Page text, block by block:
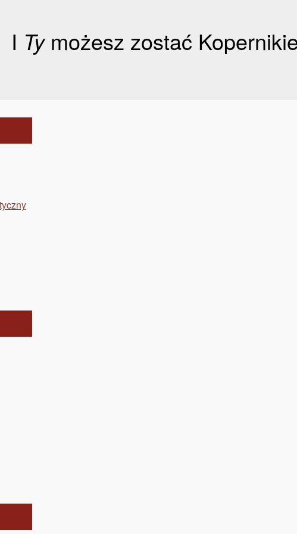
I Tymożesz zostać